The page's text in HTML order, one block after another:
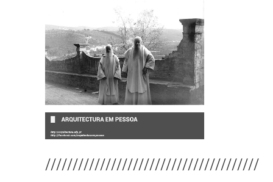
///////////////////////////////////////